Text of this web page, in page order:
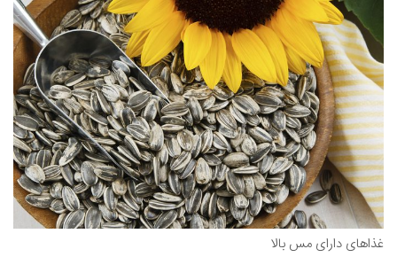
غذاهای دارای مس بالا